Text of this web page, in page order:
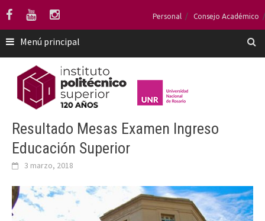
Saltar
contenido
Personal Consejo Académico
Menú principal
Resultado Mesas Examen Ingreso
Educación Superior
3 marzo, 2018